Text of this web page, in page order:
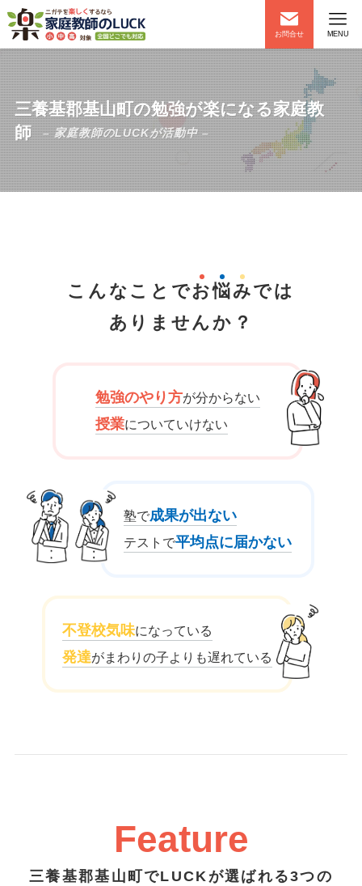
お問合せ MENU
三養基郡基山町の勉強が楽になる家庭教
師
– 家庭教師のLUCKが活動中 –
こんなことでお悩みでは
ありませんか？
勉強のやり方が分からない
授業についていけない
塾で成果が出ない
テストで平均点に届かない
不登校気味になっている
発達がまわりの子よりも遅れている
Feature
三養基郡基山町でLUCKが選ばれる3つの